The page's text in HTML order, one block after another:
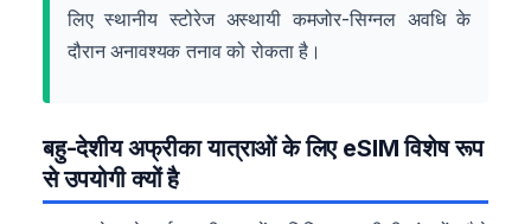
लिए स्थानीय स्टोरेज अस्थायी कमजोर-सिग्नल अवधि के
दौरान अनावश्यक तनाव को रोकता है।
बहु-देशीय अफ्रीका यात्राओं के लिए eSIM विशेष रूप
से उपयोगी क्यों है